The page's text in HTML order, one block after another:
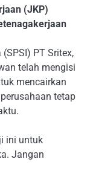
(JKP)
PT Sritex,
telah mengisi
mencairkan
tetap
ini untuk
Jangan